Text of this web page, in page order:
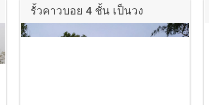
รั้วคาวบอย 4 ชั้น เป็นวง